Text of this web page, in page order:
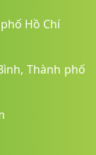
Hồ Chí
Thành phố